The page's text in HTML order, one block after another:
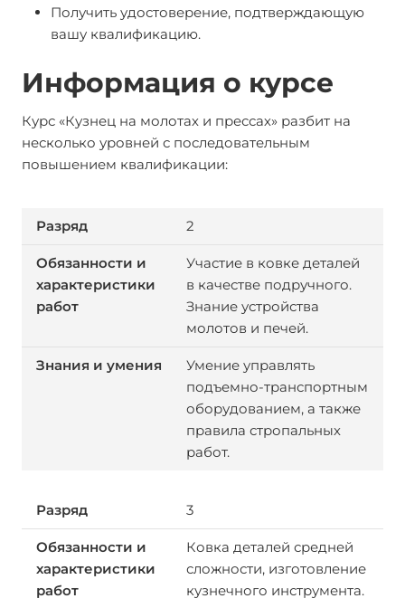
Получить удостоверение, подтверждающую
вашу квалификацию.
Информация о курсе
Курс «Кузнец на молотах и прессах» разбит на
несколько уровней с последовательным
повышением квалификации:
2
Участие в ковке деталей
в качестве подручного.
Знание устройства
молотов и печей.
Умение управлять
подъемно-транспортным
оборудованием, а также
правила стропальных
работ.
3
Ковка деталей средней
сложности, изготовление
кузнечного инструмента.